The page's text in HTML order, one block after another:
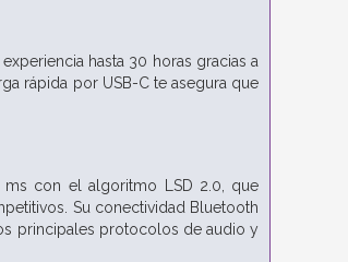
hasta 30 horas gracias a
rápida por USB-C te asegura que
ms con el algoritmo LSD 2.0, que
Su conectividad Bluetooth
principales protocolos de audio y